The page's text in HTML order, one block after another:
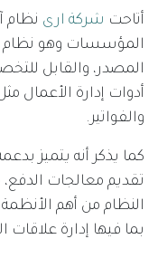
أتاحت شركة ارى نظام
المصدر، والقابل
والفواتير.
كما يذكر أنه يتميز
تقديم معالجات
النظام من أهم الأنظمة
بما فيها إدارة علاقات